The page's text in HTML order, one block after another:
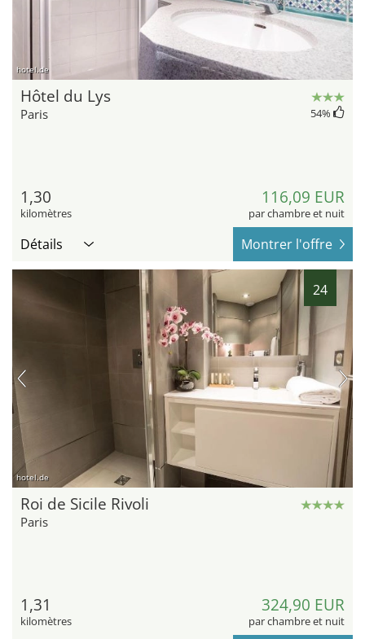
hotel.de
Hôtel du Lys
Paris 54%
1,30
kilomètres
116,09 EUR
par chambre et nuit
Détails Montrer l'offre
24
hotel.de
Roi de Sicile Rivoli
Paris
1,31
kilomètres
324,90 EUR
par chambre et nuit